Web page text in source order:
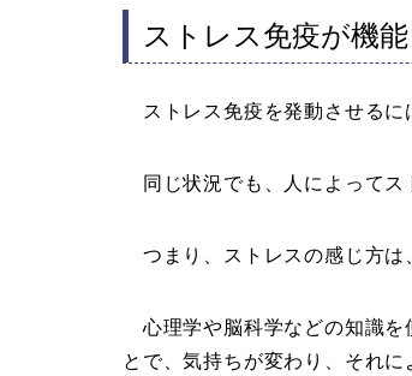
ストレス免疫が機
ストレス免疫を発動させるに
同じ状況でも、人によってス
つまり、ストレスの感じ方は
心理学や脳科学などの知識を
とで、気持ちが変わり、それ